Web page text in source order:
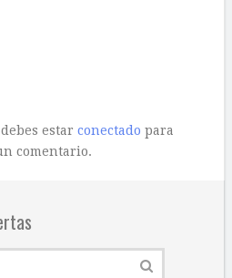
estar conectado para
comentario.